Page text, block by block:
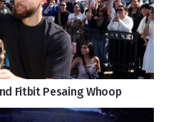
Fitbit Pesaing Whoop